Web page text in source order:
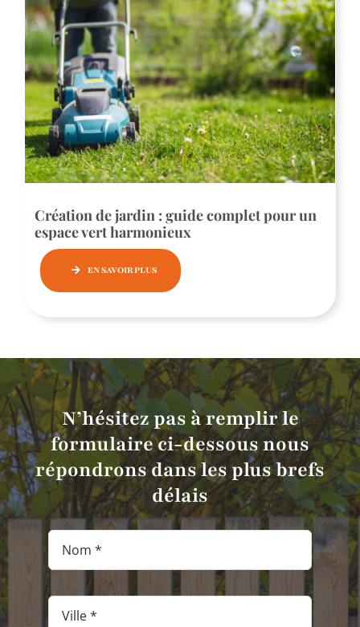
Création de jardin : guide complet pour un
espace vert harmonieux
EN SAVOIR PLUS
N’hésitez pas à remplir le
formulaire ci-dessous nous
répondrons dans les plus brefs
délais